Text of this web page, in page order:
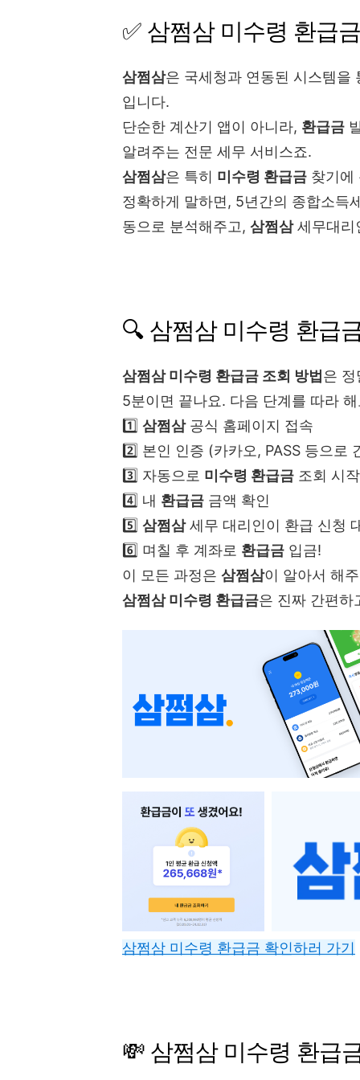
✅ 삼쩜삼 미수령 환급
삼쩜삼은 국세청과 연동된 시스템을
입니다.
단순한 계산기 앱이 아니라, 환급금
알려주는 전문 세무 서비스죠.
삼쩜삼은 특히 미수령 환급금 찾기에
정확하게 말하면, 5년간의 종합소득
동으로 분석해주고, 삼쩜삼세무대리
🔍 삼쩜삼 미수령 환급
삼쩜삼 미수령 환급금 조회 방법은 정
5분이면 끝나요. 다음 단계를 따라
1️⃣ 삼쩜삼공식 홈페이지 접속
2️⃣ 본인 인증 (카카오, PASS 등으로
3️⃣ 자동으로 미수령 환급금 조회 시작
4️⃣ 내 환급금 금액 확인
5️⃣ 삼쩜삼세무 대리인이 환급 신청
6️⃣ 며칠 후 계좌로 환급금 입금!
이 모든 과정은 삼쩜삼이 알아서 해
삼쩜삼 미수령 환급금은 진짜 간편하
삼쩜삼 미수령 환급금 확인하러 가기
💸 삼쩜삼 미수령 환급